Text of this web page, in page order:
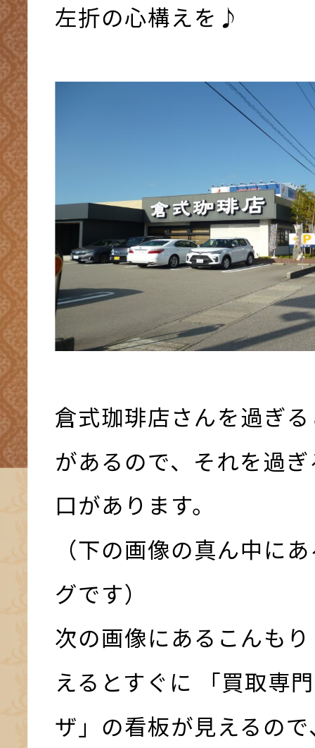
左折の心構えを♪
倉式珈琲店さんを過ぎ
があるので、それを過
口があります。
（下の画像の真ん中に
グです）
次の画像にあるこんも
えるとすぐに 「買取専
ザ」の看板が見えるの